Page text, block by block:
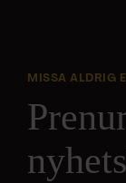
MISSA ALDRIG